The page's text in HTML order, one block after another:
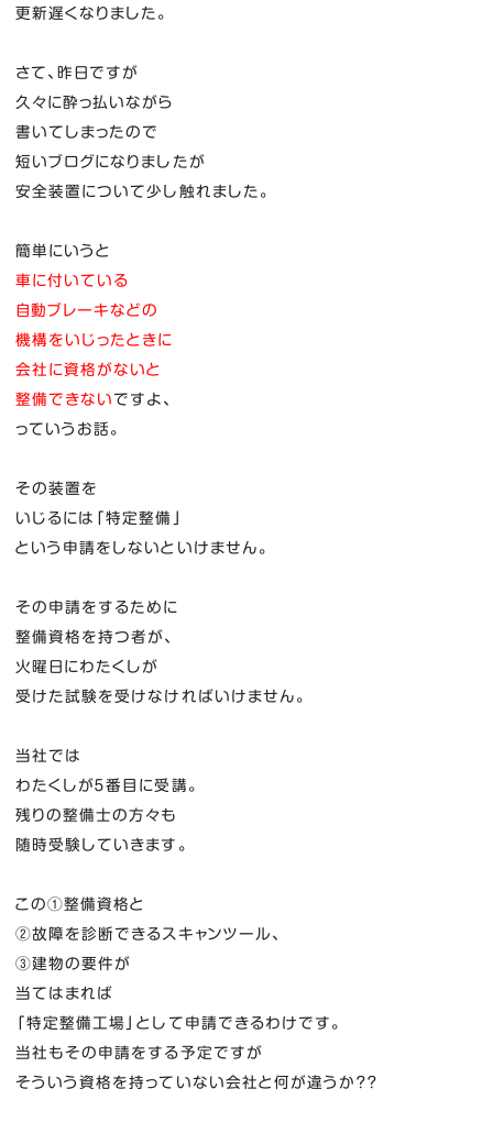
更新遅くなりました。
さて、昨日ですが
久々に酔っ払いながら
書いてしまったので
短いブログになりましたが
安全装置について少し触れました。
簡単にいうと
車に付いている
自動ブレーキなどの
機構をいじったときに
会社に資格がないと
整備できないですよ、
っていうお話。
その装置を
いじるには「特定整備」
という申請をしないといけません。
その申請をするために
整備資格を持つ者が、
火曜日にわたくしが
受けた試験を受けなければいけません。
当社では
わたくしが５番目に受講。
残りの整備士の方々も
随時受験していきます。
この①整備資格と
②故障を診断できるスキャンツール、
③建物の要件が
当てはまれば
「特定整備工場」として申請できるわけです。
当社もその申請をする予定ですが
そういう資格を持っていない会社と何が違うか？？